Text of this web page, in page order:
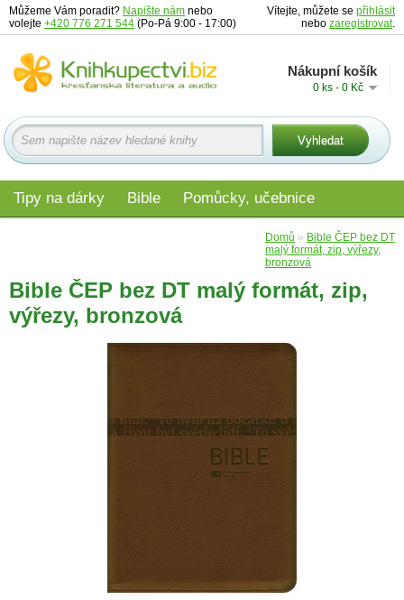
Můžeme Vám poradit? Napište nám nebo
volejte +420 776 271 544 (Po-Pá 9:00 - 17:00)
Vítejte, můžete se přihlásit
nebo zaregistrovat.
Nákupní košík
0 ks - 0 Kč
Tipy na dárky Bible Pomůcky, učebnice
Domů » Bible ČEP bez DT
malý formát, zip, výřezy,
bronzová
Bible ČEP bez DT malý formát, zip,
výřezy, bronzová